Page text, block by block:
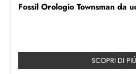
Fossil Orologio Townsman da
SCOPRI DI PIÚ